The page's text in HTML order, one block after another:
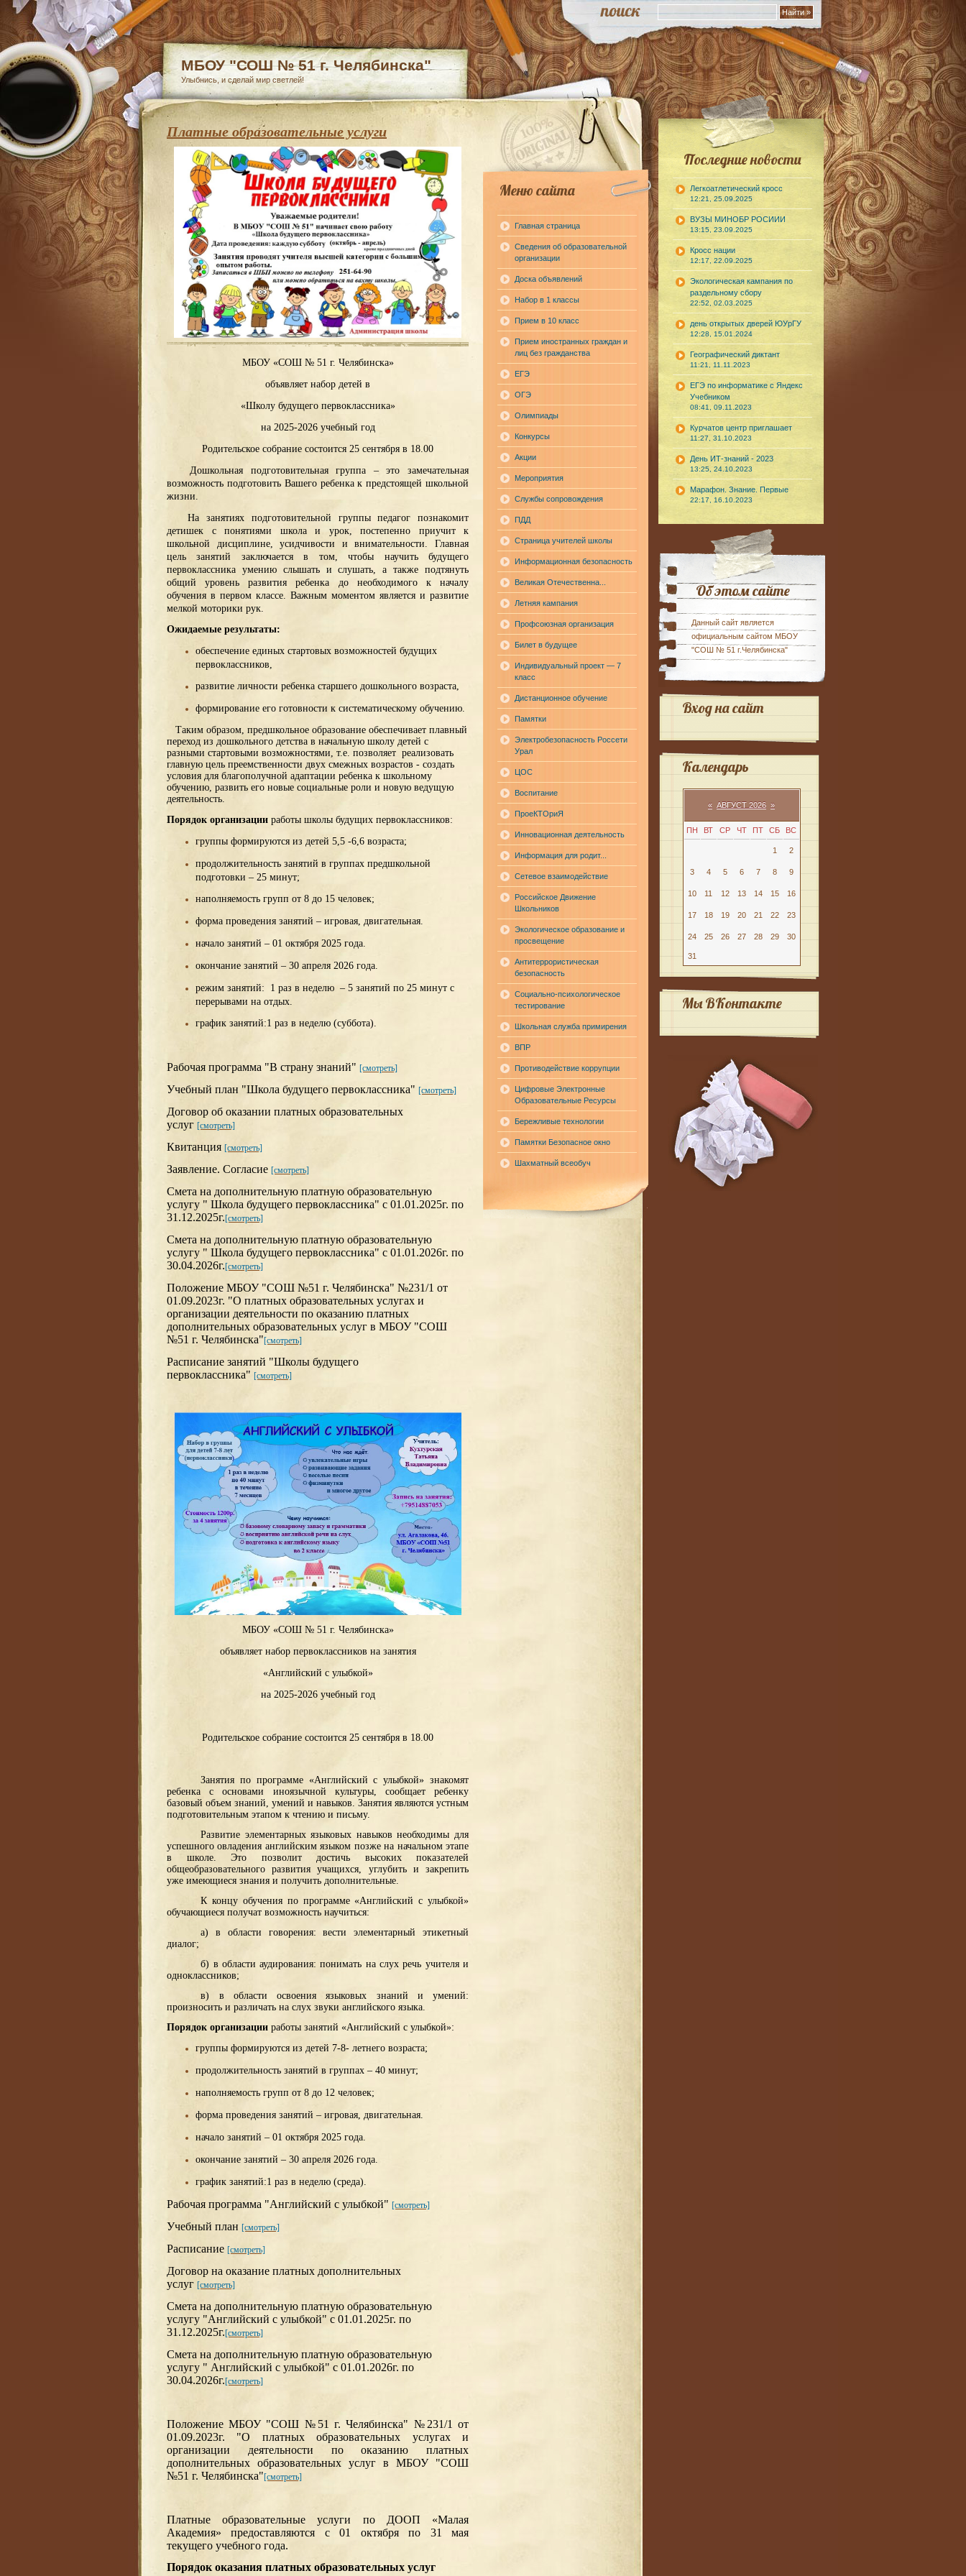
МБОУ "СОШ № 51 г. Челябинска"
Улыбнись, и сделай мир светлей!
Платные образовательные услуги
МБОУ «СОШ № 51 г. Челябинска»
объявляет набор детей в
«Школу будущего первоклассника»
на 2025-2026 учебный год
Родительское собрание состоится 25 сентября в 18.00
Дошкольная подготовительная группа – это замечательная
возможность подготовить Вашего ребенка к предстоящей школьной
жизни.
На занятиях подготовительной группы педагог познакомит
детишек с понятиями школа и урок, постепенно приучит к
школьной дисциплине, усидчивости и внимательности. Главная
цель занятий заключается в том, чтобы научить будущего
первоклассника умению слышать и слушать, а также подтянуть
общий уровень развития ребенка до необходимого к началу
обучения в первом классе. Важным моментом является и развитие
мелкой моторики рук.
Ожидаемые результаты:
обеспечение единых стартовых возможностей будущих
первоклассников,
развитие личности ребенка старшего дошкольного возраста,
формирование его готовности к систематическому обучению.
Таким образом, предшкольное образование обеспечивает плавный
переход из дошкольного детства в начальную школу детей с
разными стартовыми возможностями, т.е. позволяет реализовать
главную цель преемственности двух смежных возрастов - создать
условия для благополучной адаптации ребенка к школьному
обучению, развить его новые социальные роли и новую ведущую
деятельность.
Порядок организации работы школы будущих первоклассников:
группы формируются из детей 5,5 -6,6 возраста;
продолжительность занятий в группах предшкольной
подготовки – 25 минут;
наполняемость групп от 8 до 15 человек;
форма проведения занятий – игровая, двигательная.
начало занятий – 01 октября 2025 года.
окончание занятий – 30 апреля 2026 года.
режим занятий: 1 раз в неделю – 5 занятий по 25 минут с
перерывами на отдых.
график занятий:1 раз в неделю (суббота).
Рабочая программа "В страну знаний" [смотреть]
Учебный план "Школа будущего первоклассника" [смотреть]
Договор об оказании платных образовательных
услуг [смотреть]
Квитанция [смотреть]
Заявление. Согласие [смотреть]
Смета на дополнительную платную образовательную
услугу " Школа будущего первоклассника" с 01.01.2025г. по
31.12.2025г.[смотреть]
Смета на дополнительную платную образовательную
услугу " Школа будущего первоклассника" с 01.01.2026г. по
30.04.2026г.[смотреть]
Положение МБОУ "СОШ №51 г. Челябинска" №231/1 от
01.09.2023г. "О платных образовательных услугах и
организации деятельности по оказанию платных
дополнительных образовательных услуг в МБОУ "СОШ
№51 г. Челябинска"[смотреть]
Расписание занятий "Школы будущего
первоклассника" [смотреть]
МБОУ «СОШ № 51 г. Челябинска»
объявляет набор первоклассников на занятия
«Английский с улыбкой»
на 2025-2026 учебный год
Родительское собрание состоится 25 сентября в 18.00
Занятия по программе «Английский с улыбкой» знакомят
ребенка с основами иноязычной культуры, сообщает ребенку
базовый объем знаний, умений и навыков. Занятия являются устным
подготовительным этапом к чтению и письму.
Развитие элементарных языковых навыков необходимы для
успешного овладения английским языком позже на начальном этапе
в школе. Это позволит достичь высоких показателей
общеобразовательного развития учащихся, углубить и закрепить
уже имеющиеся знания и получить дополнительные.
К концу обучения по программе «Английский с улыбкой»
обучающиеся получат возможность научиться:
а) в области говорения: вести элементарный этикетный
диалог;
б) в области аудирования: понимать на слух речь учителя и
одноклассников;
в) в области освоения языковых знаний и умений:
произносить и различать на слух звуки английского языка.
Порядок организации работы занятий «Английский с улыбкой»:
группы формируются из детей 7-8- летнего возраста;
продолжительность занятий в группах – 40 минут;
наполняемость групп от 8 до 12 человек;
форма проведения занятий – игровая, двигательная.
начало занятий – 01 октября 2025 года.
окончание занятий – 30 апреля 2026 года.
график занятий:1 раз в неделю (среда).
Рабочая программа "Английский с улыбкой" [смотреть]
Учебный план [смотреть]
Расписание [смотреть]
Договор на оказание платных дополнительных
услуг [смотреть]
Смета на дополнительную платную образовательную
услугу "Английский с улыбкой" с 01.01.2025г. по
31.12.2025г.[смотреть]
Смета на дополнительную платную образовательную
услугу " Английский с улыбкой" с 01.01.2026г. по
30.04.2026г.[смотреть]
Положение МБОУ "СОШ №51 г. Челябинска" №231/1 от
01.09.2023г. "О платных образовательных услугах и
организации деятельности по оказанию платных
дополнительных образовательных услуг в МБОУ "СОШ
№51 г. Челябинска"[смотреть]
Платные образовательные услуги по ДООП «Малая
Академия» предоставляются с 01 октября по 31 мая
текущего учебного года.
Порядок оказания платных образовательных услуг
Меню сайта
Главная страница
Сведения об образовательной
организации
Доска объявлений
Набор в 1 классы
Прием в 10 класс
Прием иностранных граждан и
лиц без гражданства
ЕГЭ
ОГЭ
Олимпиады
Конкурсы
Акции
Мероприятия
Службы сопровождения
ПДД
Страница учителей школы
Информационная безопасность
Великая Отечественна...
Летняя кампания
Профсоюзная организация
Билет в будущее
Индивидуальный проект — 7
класс
Дистанционное обучение
Памятки
Электробезопасность Россети
Урал
ЦОС
Воспитание
ПроеКТОриЯ
Инновационная деятельность
Информация для родит...
Сетевое взаимодействие
Российское Движение
Школьников
Экологическое образование и
просвещение
Антитеррористическая
безопасность
Социально-психологическое
тестирование
Школьная служба примирения
ВПР
Противодействие коррупции
Цифровые Электронные
Образовательные Ресурсы
Бережливые технологии
Памятки Безопасное окно
Шахматный всеобуч
Последние новости
Легкоатлетический кросс
12:21, 25.09.2025
ВУЗЫ МИНОБР РОСИИИ
13:15, 23.09.2025
Кросс нации
12:17, 22.09.2025
Экологическая кампания по
раздельному сбору
22:52, 02.03.2025
день открытых дверей ЮУрГУ
12:28, 15.01.2024
Географический диктант
11:21, 11.11.2023
ЕГЭ по информатике с Яндекс
Учебником
08:41, 09.11.2023
Курчатов центр приглашает
11:27, 31.10.2023
День ИТ-знаний - 2023
13:25, 24.10.2023
Марафон. Знание. Первые
22:17, 16.10.2023
Об этом сайте
Данный сайт является
официальным сайтом МБОУ
"СОШ № 51 г.Челябинска"
Вход на сайт
Календарь
« АВГУСТ 2026 »
ПН ВТ СР ЧТ ПТ СБ ВС
1 2
3 4 5 6 7 8 9
10 11 12 13 14 15 16
17 18 19 20 21 22 23
24 25 26 27 28 29 30
31
Мы ВКонтакте